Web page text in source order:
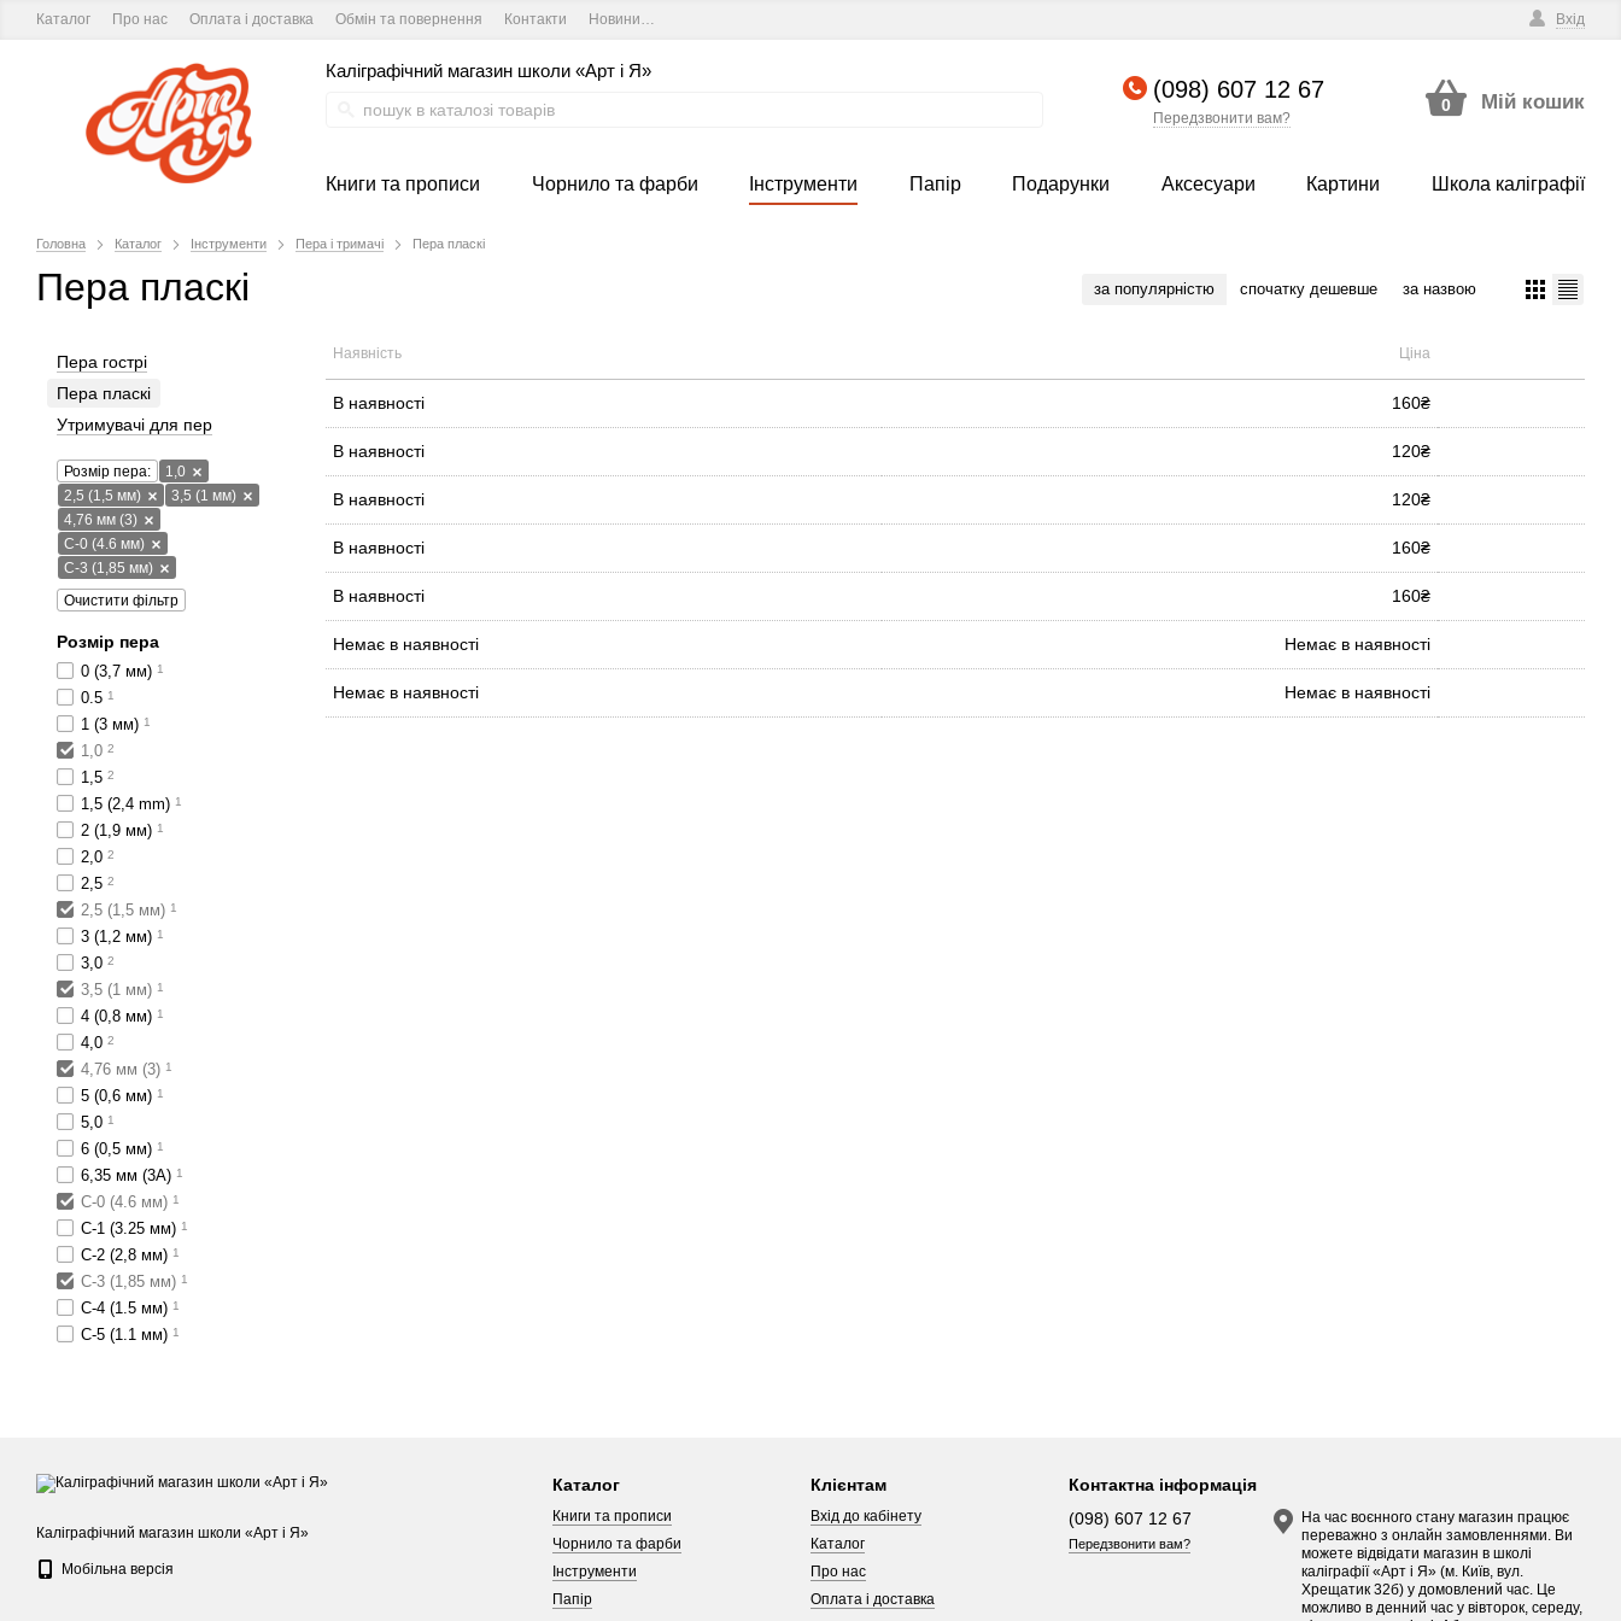
Каталог Про нас Оплата і доставка Обмін та повернення Контакти Новини та курси студії Вхід
Каліграфічний магазин школи «Арт і Я»
(098) 607 12 67
Передзвонити вам?
0 Мій кошик
Книги та прописи Чорнило та фарби Інструменти Папір Подарунки Аксесуари Картини Школа каліграфії
Головна Каталог Інструменти Пера і тримачі Пера пласкі
Пера пласкі за популярністю спочатку дешевше за назвою
Наявність Ціна
В наявності 160₴
В наявності 120₴
В наявності 120₴
В наявності 160₴
В наявності 160₴
Немає в наявності Немає в наявності
Немає в наявності Немає в наявності
Пера гострі
Пера пласкі
Утримувачі для пер
Розмір пера:
1,0
2,5 (1,5 мм)
3,5 (1 мм)
4,76 мм (3)
C-0 (4.6 мм)
C-3 (1,85 мм)
Очистити фільтр
Розмір пера
0 (3,7 мм) 1
0.5 1
1 (3 мм) 1
1,0 2
1,5 2
1,5 (2,4 mm) 1
2 (1,9 мм) 1
2,0 2
2,5 2
2,5 (1,5 мм) 1
3 (1,2 мм) 1
3,0 2
3,5 (1 мм) 1
4 (0,8 мм) 1
4,0 2
4,76 мм (3) 1
5 (0,6 мм) 1
5,0 1
6 (0,5 мм) 1
6,35 мм (3А) 1
C-0 (4.6 мм) 1
C-1 (3.25 мм) 1
C-2 (2,8 мм) 1
C-3 (1,85 мм) 1
C-4 (1.5 мм) 1
C-5 (1.1 мм) 1
Каліграфічний магазин школи «Арт і Я»
Мобільна версія
Каталог
Книги та прописи
Чорнило та фарби
Інструменти
Папір
Клієнтам
Вхід до кабінету
Каталог
Про нас
Оплата і доставка
Контактна інформація
(098) 607 12 67
Передзвонити вам?
На час воєнного стану магазин працює
переважно з онлайн замовленнями. Ви
можете відвідати магазин в школі
каліграфії «Арт і Я» (м. Київ, вул.
Хрещатик 32б) у домовлений час. Це
можливо в денний час у вівторок, середу,